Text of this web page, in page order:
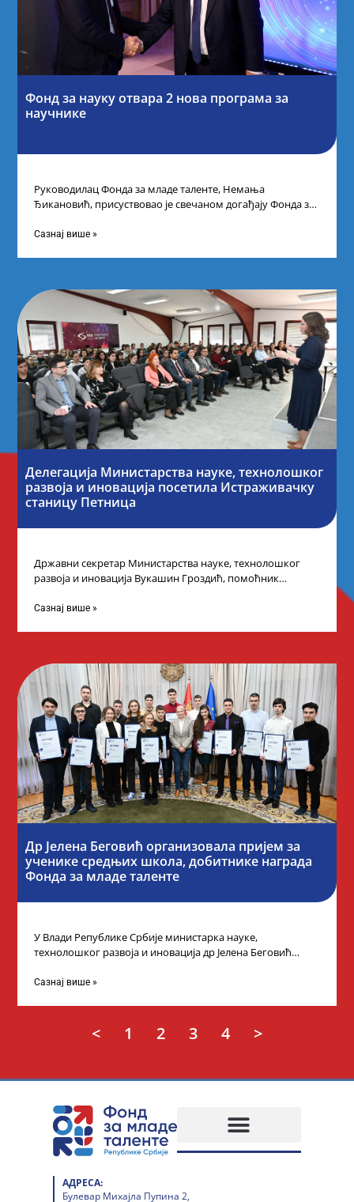
Фонд за науку отвара 2 нова програма за
научнике
Руководилац Фонда за младе таленте, Немања
Ђикановић, присуствовао је свечаном догађају Фонда за
Сазнај више »
Делегација Министарства науке, технолошког
развоја и иновација посетила Истраживачку
станицу Петница
Државни секретар Министарства науке, технолошког
развоја и иновација Вукашин Гроздић, помоћник
промоцију
Сазнај више »
Др Јелена Беговић организовала пријем за
ученике средњих школа, добитнике награда
Фонда за младе таленте
У Влади Републике Србије министарка науке,
технолошког развоја и иновација др Јелена Беговић
Сазнај више »
< 1 2 3 4 >
АДРЕСА:
Булевар Михајла Пупина 2,